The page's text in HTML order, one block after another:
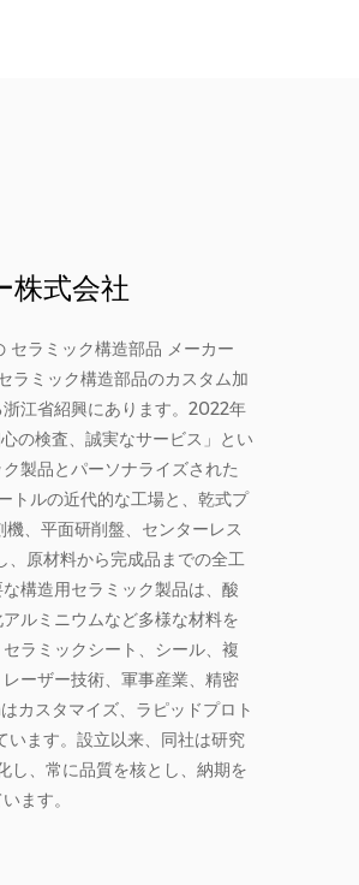
株式会社
セラミック構造部品 メーカー
ラミック構造部品のカスタム加
江省紹興にあります。2022年
の検査、誠実なサービス」とい
製品とパーソナライズされた
トルの近代的な工場と、乾式プ
、平面研削盤、センターレス
原材料から完成品までの全工
構造用セラミック製品は、酸
ルミニウムなど多様な材料を
ラミックシート、シール、複
ーザー技術、軍事産業、精密
カスタマイズ、ラピッドプロト
います。設立以来、同社は研究
し、常に品質を核とし、納期を
ます。